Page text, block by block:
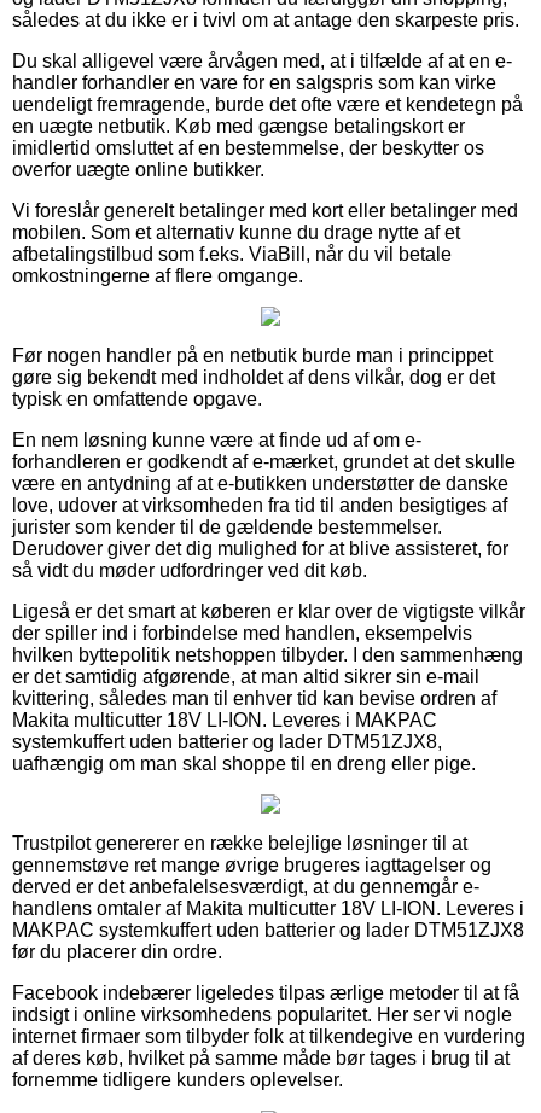
således at du ikke er i tvivl om at antage den skarpeste pris.
Du skal alligevel være årvågen med, at i tilfælde af at en e-
handler forhandler en vare for en salgspris som kan virke
uendeligt fremragende, burde det ofte være et kendetegn på
en uægte netbutik. Køb med gængse betalingskort er
imidlertid omsluttet af en bestemmelse, der beskytter os
overfor uægte online butikker.
Vi foreslår generelt betalinger med kort eller betalinger med
mobilen. Som et alternativ kunne du drage nytte af et
afbetalingstilbud som f.eks. ViaBill, når du vil betale
omkostningerne af flere omgange.
Før nogen handler på en netbutik burde man i princippet
gøre sig bekendt med indholdet af dens vilkår, dog er det
typisk en omfattende opgave.
En nem løsning kunne være at finde ud af om e-
forhandleren er godkendt af e-mærket, grundet at det skulle
være en antydning af at e-butikken understøtter de danske
love, udover at virksomheden fra tid til anden besigtiges af
jurister som kender til de gældende bestemmelser.
Derudover giver det dig mulighed for at blive assisteret, for
så vidt du møder udfordringer ved dit køb.
Ligeså er det smart at køberen er klar over de vigtigste vilkår
der spiller ind i forbindelse med handlen, eksempelvis
hvilken byttepolitik netshoppen tilbyder. I den sammenhæng
er det samtidig afgørende, at man altid sikrer sin e-mail
kvittering, således man til enhver tid kan bevise ordren af
Makita multicutter 18V LI-ION. Leveres i MAKPAC
systemkuffert uden batterier og lader DTM51ZJX8,
uafhængig om man skal shoppe til en dreng eller pige.
Trustpilot genererer en række belejlige løsninger til at
gennemstøve ret mange øvrige brugeres iagttagelser og
derved er det anbefalelsesværdigt, at du gennemgår e-
handlens omtaler af Makita multicutter 18V LI-ION. Leveres i
MAKPAC systemkuffert uden batterier og lader DTM51ZJX8
før du placerer din ordre.
Facebook indebærer ligeledes tilpas ærlige metoder til at få
indsigt i online virksomhedens popularitet. Her ser vi nogle
internet firmaer som tilbyder folk at tilkendegive en vurdering
af deres køb, hvilket på samme måde bør tages i brug til at
fornemme tidligere kunders oplevelser.